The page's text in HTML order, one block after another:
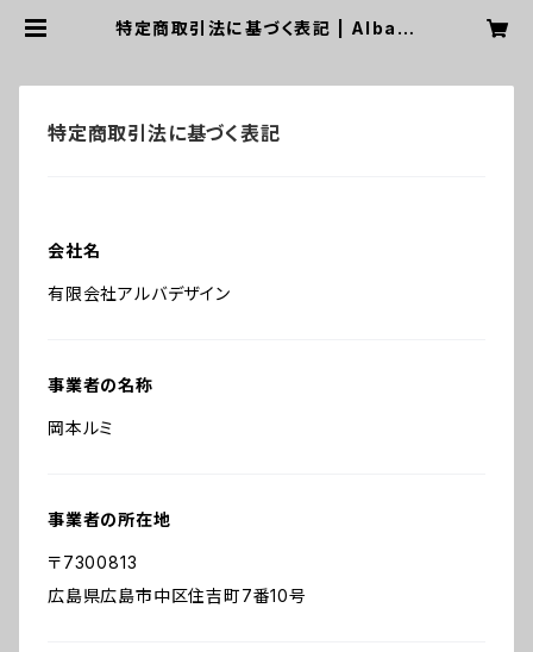
特定商取引法に基づく表記 | Alba D
特定商取引法に基づく表記
会社名
有限会社アルバデザイン
事業者の名称
岡本ルミ
事業者の所在地
〒7300813
広島県広島市中区住吉町7番10号